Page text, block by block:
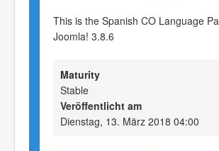
This is the Spanish CO Language
Joomla! 3.8.6
Maturity
Stable
Veröffentlicht am
Dienstag, 13. März 2018 04:00